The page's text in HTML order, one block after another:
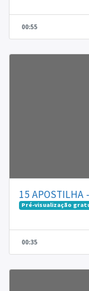
00:55
15 APOSTILHA
Pré-visualização
00:35